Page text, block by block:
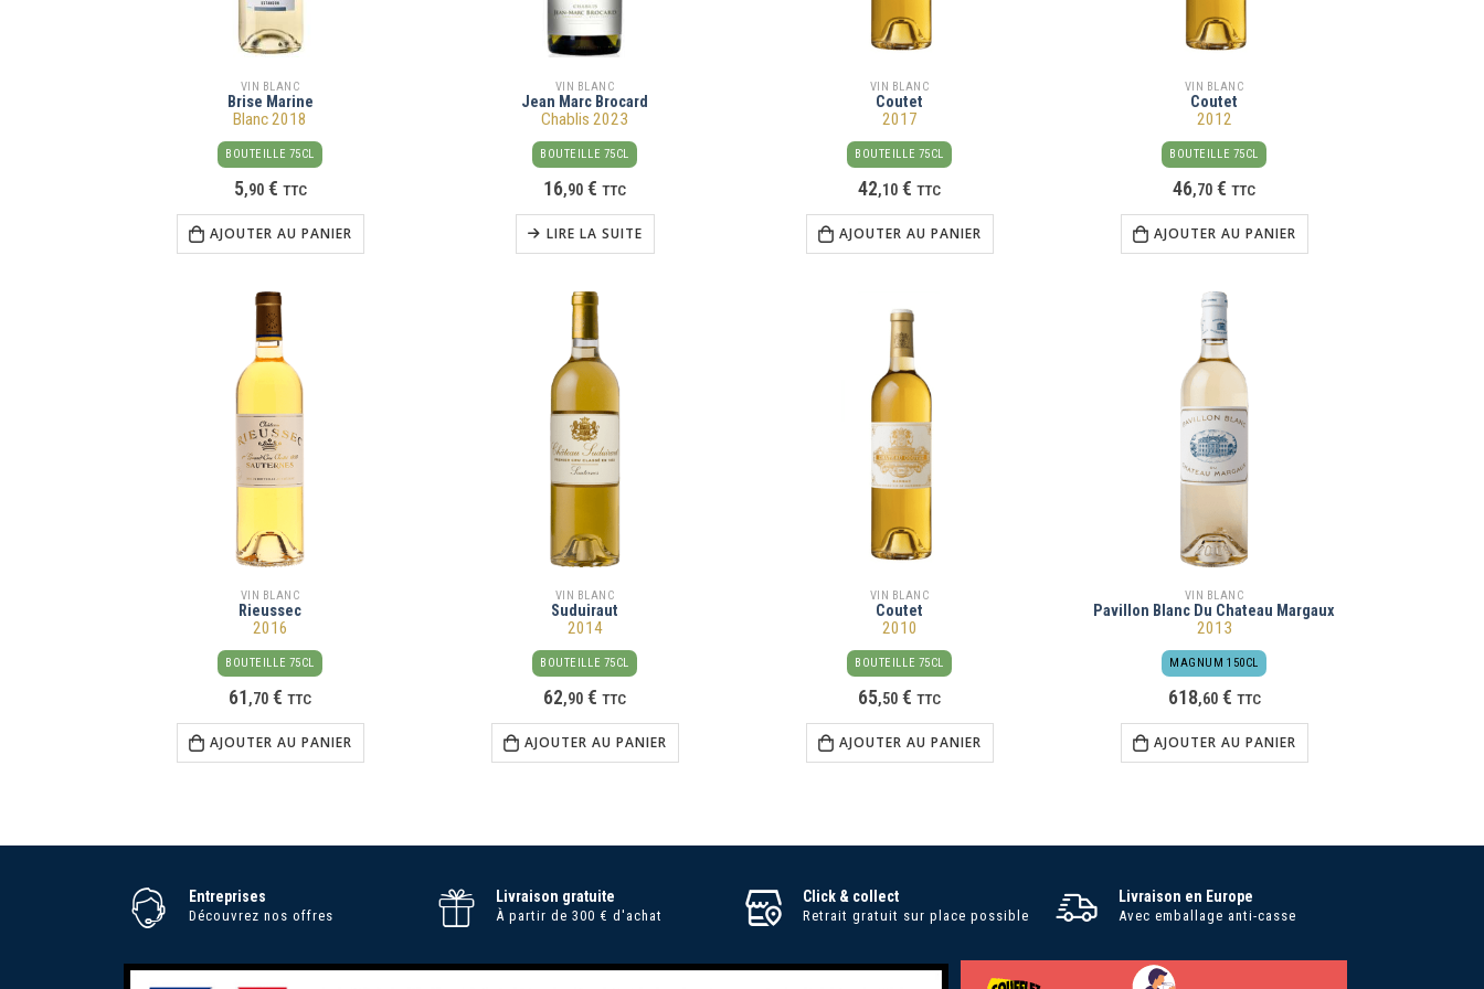
VIN BLANC
Brise Marine
Blanc 2018
BOUTEILLE 75CL
5,90 € TTC
AJOUTER AU PANIER
VIN BLANC
Jean Marc Brocard
Chablis 2023
BOUTEILLE 75CL
16,90 € TTC
LIRE LA SUITE
VIN BLANC
Coutet
2017
BOUTEILLE 75CL
42,10 € TTC
AJOUTER AU PANIER
VIN BLANC
Coutet
2012
BOUTEILLE 75CL
46,70 € TTC
AJOUTER AU PANIER
VIN BLANC
Rieussec
2016
BOUTEILLE 75CL
61,70 € TTC
AJOUTER AU PANIER
VIN BLANC
Suduiraut
2014
BOUTEILLE 75CL
62,90 € TTC
AJOUTER AU PANIER
VIN BLANC
Coutet
2010
BOUTEILLE 75CL
65,50 € TTC
AJOUTER AU PANIER
VIN BLANC
Pavillon Blanc Du Chateau Margaux
2013
MAGNUM 150CL
618,60 € TTC
AJOUTER AU PANIER
Entreprises
Découvrez nos offres
Livraison gratuite
À partir de 300 € d'achat
Click & collect
Retrait gratuit sur place possible
Livraison en Europe
Avec emballage anti-casse